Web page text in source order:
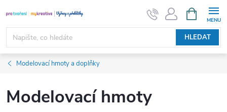
na
obsah
HLEDAT
NÁKUPNÍ
KOŠÍK
Modelovací hmoty a doplňky
Modelovací hmoty